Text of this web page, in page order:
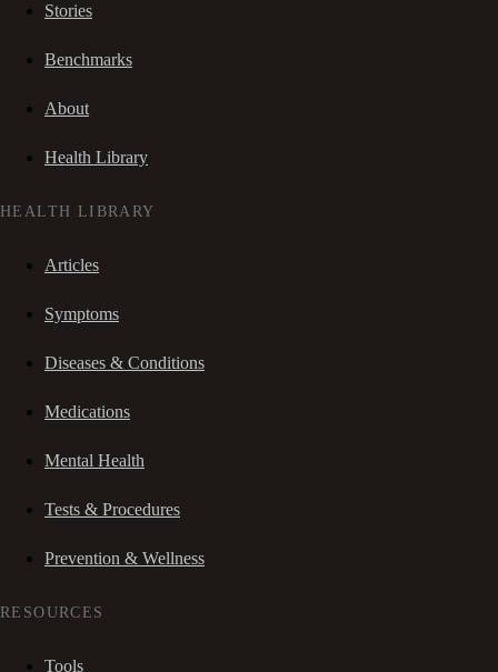
Stories
Benchmarks
About
Health Library
HEALTH LIBRARY
Articles
Symptoms
Diseases & Conditions
Medications
Mental Health
Tests & Procedures
Prevention & Wellness
RESOURCES
Tools